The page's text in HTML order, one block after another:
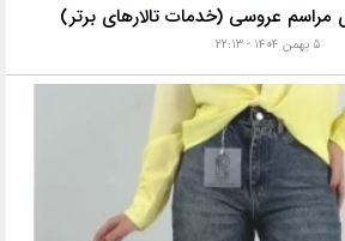
مراسم عروسی (خدمات تالارهای برتر)
۵ بهمن ۱۴۰۴ - ۲۲:۱۳